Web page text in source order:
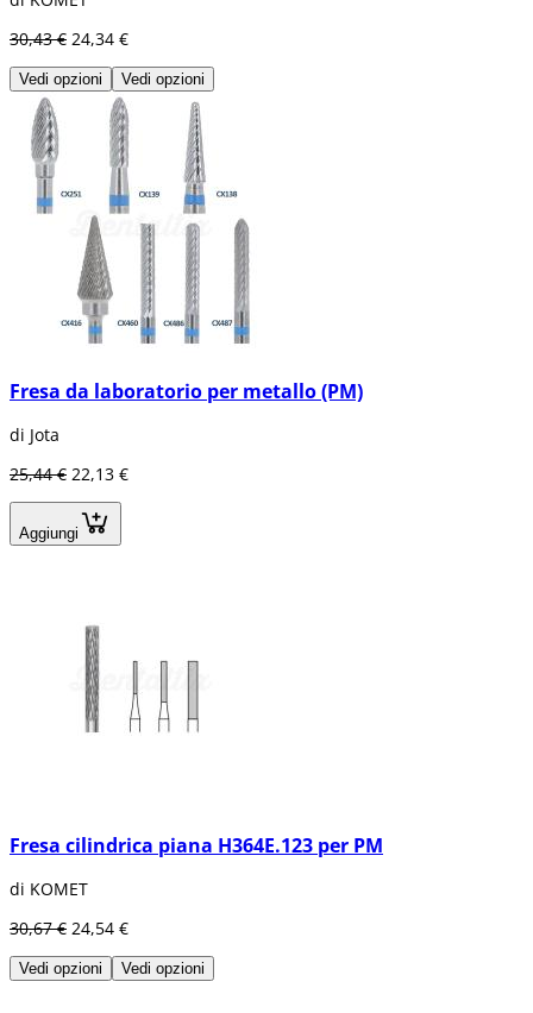
30,43 € 24,34 €
Vedi opzioni Vedi opzioni
Fresa da laboratorio per metallo (PM)
di Jota
25,44 € 22,13 €
Aggiungi
Fresa cilindrica piana H364E.123 per PM
di KOMET
30,67 € 24,54 €
Vedi opzioni Vedi opzioni